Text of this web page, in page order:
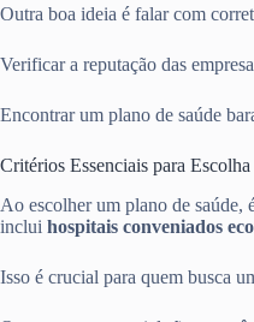
Outra boa ideia é falar com
Verificar a reputação das
Encontrar um plano de saúde
Critérios Essenciais para
Ao escolher um plano de saúde,
inclui hospitais conveniados
Isso é crucial para quem busca